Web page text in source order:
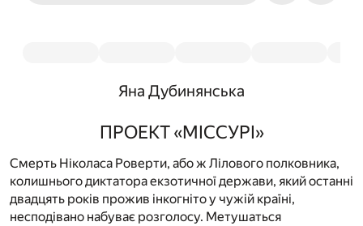
Яна Дубинянська
ПРОЕКТ «МІССУРІ»
Смерть Ніколаса Роверти, або ж Лілового полковника,
колишнього диктатора екзотичної держави, який останні
двадцять років прожив інкогніто у чужій країні,
несподівано набуває розголосу. Метушаться